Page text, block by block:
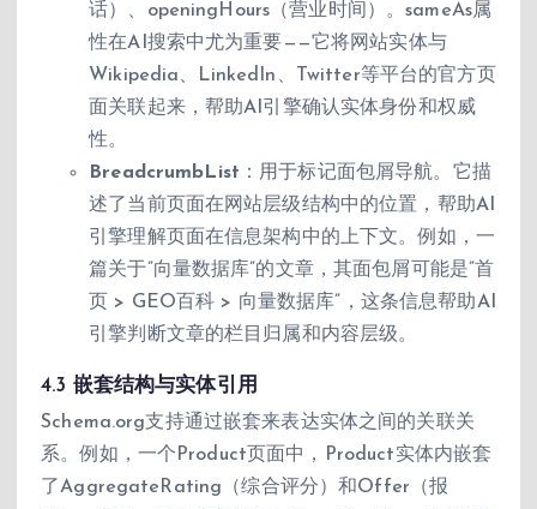
话）、openingHours（营业时间）。sameAs属
性在AI搜索中尤为重要——它将网站实体与
Wikipedia、LinkedIn、Twitter等平台的官方页
面关联起来，帮助AI引擎确认实体身份和权威
性。
BreadcrumbList ：用于标记面包屑导航。它描
述了当前页面在网站层级结构中的位置，帮助AI
引擎理解页面在信息架构中的上下文。例如，一
篇关于”向量数据库”的文章，其面包屑可能是”首
页 > GEO百科 > 向量数据库”，这条信息帮助AI
引擎判断文章的栏目归属和内容层级。
4.3 嵌套结构与实体引用
Schema.org支持通过嵌套来表达实体之间的关联关
系。例如，一个Product页面中，Product实体内嵌套
了AggregateRating（综合评分）和Offer（报